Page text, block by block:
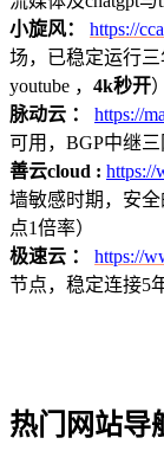
小旋风：
https://
场，已稳定运行三
youtube ， 4k秒开）
脉动云 ：
https://
可用，BGP中继三
善云cloud : https://
墙敏感时期，安
点1倍率）
极速云 ：
https://
节点，稳定连接5
热门网站导